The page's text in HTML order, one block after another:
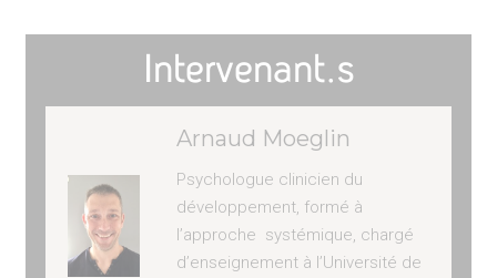
Intervenant.s
Arnaud Moeglin
Psychologue clinicien du
développement, formé à
l’approche systémique, chargé
d’enseignement à l’Université de